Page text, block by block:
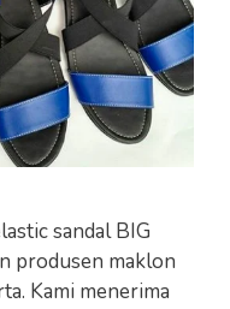
sandal BIG
produsen maklon
Kami menerima